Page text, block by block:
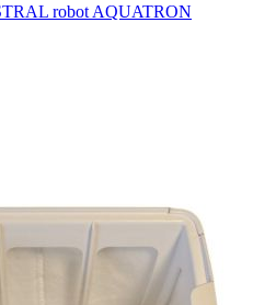
robot AQUATRON